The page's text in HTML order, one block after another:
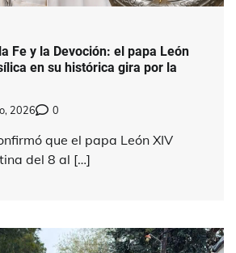
Fe y la Devoción: el papa León
en su histórica gira por la
2026 0
que el papa León XIV
del 8 al […]